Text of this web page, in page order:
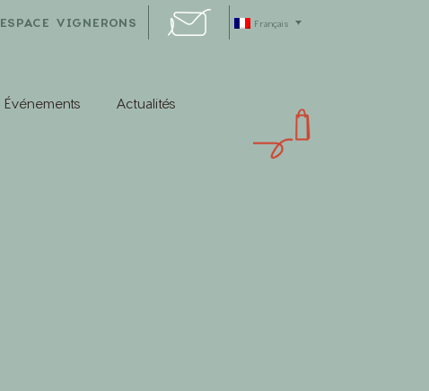
Français
ESPACE VIGNERONS
Événements Actualités